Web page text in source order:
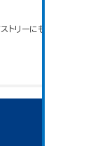
リーにもアクセス可